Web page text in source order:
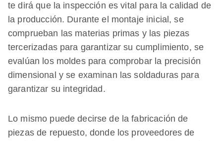
te dirá que la inspección es vital para la calidad de
la producción. Durante el montaje inicial, se
comprueban las materias primas y las piezas
tercerizadas para garantizar su cumplimiento, se
evalúan los moldes para comprobar la precisión
dimensional y se examinan las soldaduras para
garantizar su integridad.
Lo mismo puede decirse de la fabricación de
piezas de repuesto, donde los proveedores de